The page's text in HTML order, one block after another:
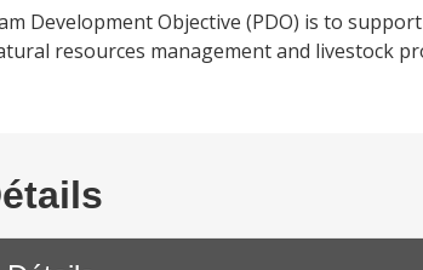
Development Objective (PDO) is to
resources management and livestock